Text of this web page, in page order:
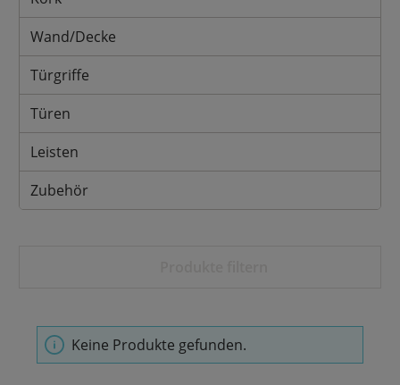
Wand/Decke
Türgriffe
Türen
Leisten
Zubehör
Keine Produkte gefunden.